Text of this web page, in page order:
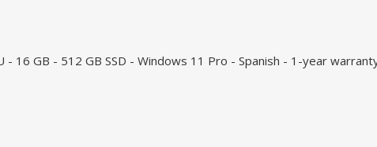
16 GB - 512 GB SSD - Windows 11 Pro - Spanish - 1-year